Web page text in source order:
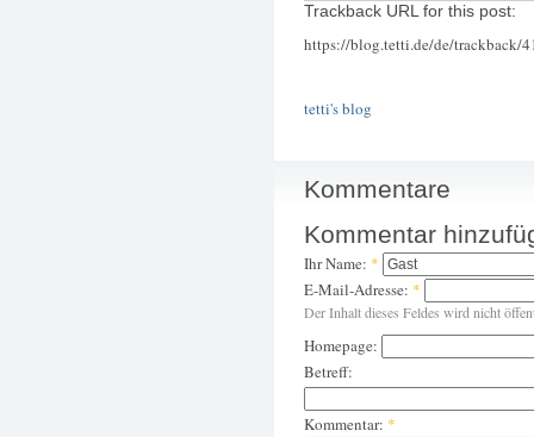
Trackback URL for this post:
https://blog.tetti.de/de/trackback/
tetti's blog
Kommentare
Kommentar
Ihr Name: *
E-Mail-Adresse: *
Der Inhalt dieses Feldes wird nicht
Homepage:
Betreff:
Kommentar: *